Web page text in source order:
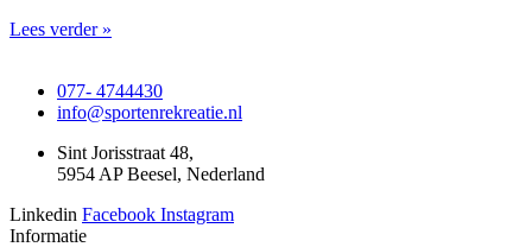
Lees verder »
077- 4744430
info@sportenrekreatie.nl
Sint Jorisstraat 48,
5954 AP Beesel, Nederland
Linkedin Facebook Instagram
Informatie